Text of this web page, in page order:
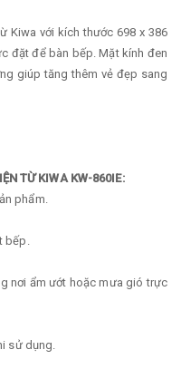
Kiwa với kích thước 698 x 386
đặt để bàn bếp. Mặt kính đen
giúp tăng thêm vẻ đẹp sang
TỪ KIWA KW-860IE:
phẩm.
bếp.
nơi ẩm ướt hoặc mưa gió trực
sử dụng.